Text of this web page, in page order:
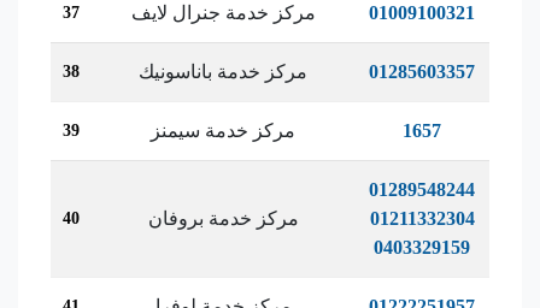
37 مركز خدمة جنرال لايف 01009100321
38 مركز خدمة باناسونيك 01285603357
39 مركز خدمة سيمنز 1657
40 مركز خدمة بروفان
01289548244
01211332304
0403329159